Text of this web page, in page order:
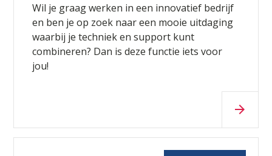
Wil je graag werken in een innovatief bedrijf
en ben je op zoek naar een mooie uitdaging
waarbij je techniek en support kunt
combineren? Dan is deze functie iets voor
jou!